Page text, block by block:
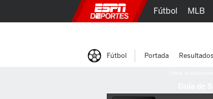
Fútbol MLB
Fútbol Portada Resultados